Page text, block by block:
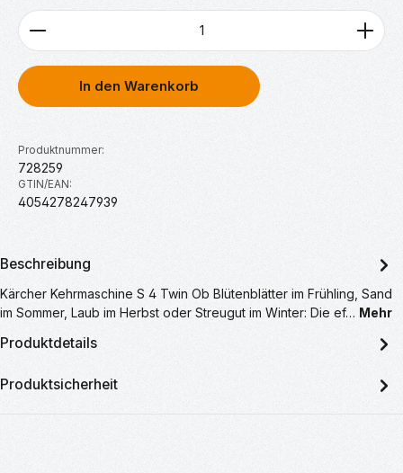
Produkt Anzahl: Gib den gewünschten Wert ein
In den Warenkorb
Produktnummer:
728259
GTIN/EAN:
4054278247939
Beschreibung
Kärcher Kehrmaschine S 4 Twin Ob Blütenblätter im Frühling, Sand
im Sommer, Laub im Herbst oder Streugut im Winter: Die ef… Mehr
Produktdetails
Produktsicherheit